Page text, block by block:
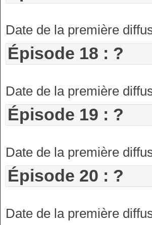
Date de la première
Épisode 18 : ?
Date de la première
Épisode 19 : ?
Date de la première
Épisode 20 : ?
Date de la première